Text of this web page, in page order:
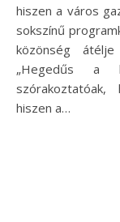
hiszen a város
sokszínű
közönség
„Hegedűs a
szórakoztatóak,
hiszen a…